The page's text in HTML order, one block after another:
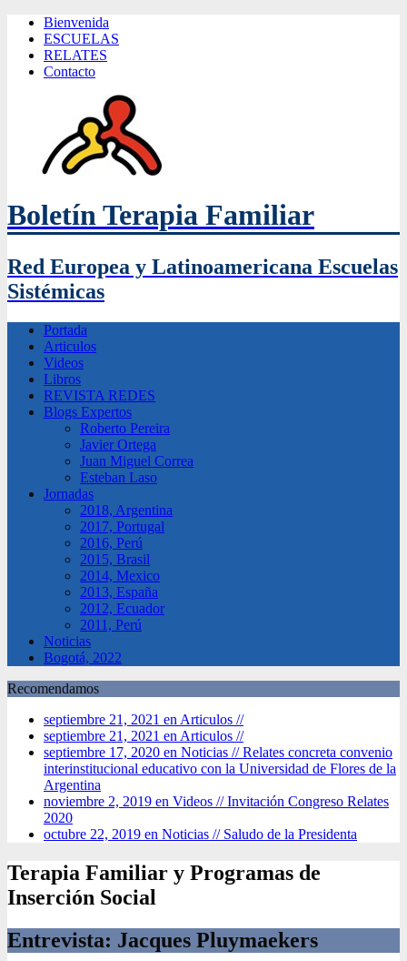
Bienvenida
ESCUELAS
RELATES
Contacto
Boletín Terapia Familiar
Red Europea y Latinoamericana Escuelas
Sistémicas
Portada
Articulos
Videos
Libros
REVISTA REDES
Blogs Expertos
Roberto Pereira
Javier Ortega
Juan Miguel Correa
Esteban Laso
Jornadas
2018, Argentina
2017, Portugal
2016, Perú
2015, Brasil
2014, Mexico
2013, España
2012, Ecuador
2011, Perú
Noticias
Bogotá, 2022
Recomendamos
septiembre 21, 2021 en Articulos //
septiembre 21, 2021 en Articulos //
septiembre 17, 2020 en Noticias //Relates concreta convenio
interinstitucional educativo con la Universidad de Flores de la
Argentina
noviembre 2, 2019 en Videos //Invitación Congreso Relates
2020
octubre 22, 2019 en Noticias // Saludo de la Presidenta
Terapia Familiar y Programas de
Inserción Social
Entrevista: Jacques Pluymaekers